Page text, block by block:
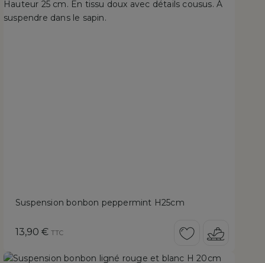
Suspension bonbon peppermint H25cm
Prix
13,90 € TTC